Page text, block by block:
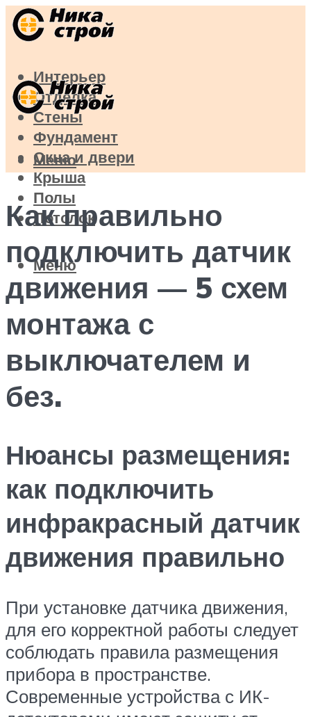
Интерьер
Отделка
Стены
Фундамент
Окна и двери
Крыша
Полы
Потолок
Меню
Меню
Как правильно
подключить датчик
движения — 5 схем
монтажа с
выключателем и
без.
Нюансы размещения:
как подключить
инфракрасный датчик
движения правильно
При установке датчика движения,
для его корректной работы следует
соблюдать правила размещения
прибора в пространстве.
Современные устройства с ИК-